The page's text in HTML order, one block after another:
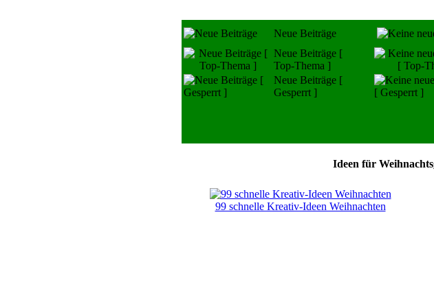
Neue Beiträge
Neue Beiträge [
Top-Thema ]
Neue Beiträge [
Gesperrt ]
Ideen für
99 schnelle Kreativ-Ideen Weihnachten